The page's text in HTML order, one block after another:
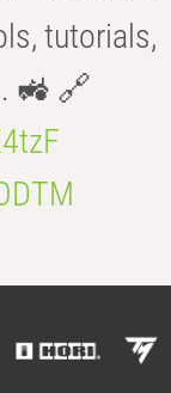
tutorials,
🚜 🔗